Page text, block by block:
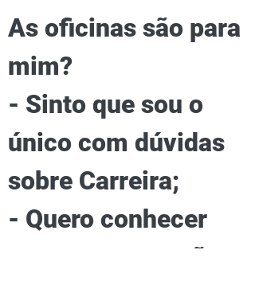
As oficinas são para
mim?
- Sinto que sou o
único com dúvidas
sobre Carreira;
- Quero conhecer
pessoas que estão